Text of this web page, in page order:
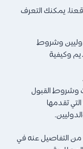
يمكنك التعرف
وشروط
وكيفية
وشروط القبول
تقدمها
من التفاصيل عنه في